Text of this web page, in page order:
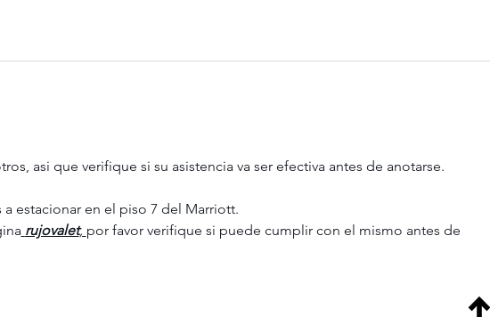
asi que verifique si su asistencia va ser efectiva antes de anotarse.
estacionar en el piso 7 del Marriott.
rujovalet, por favor verifique si puede cumplir con el mismo antes de